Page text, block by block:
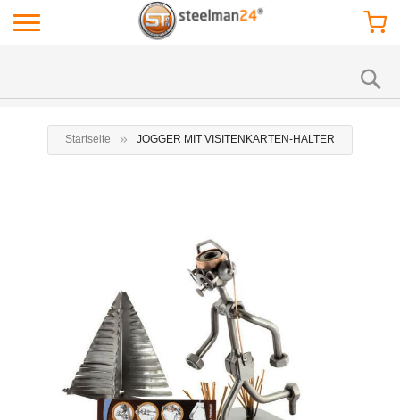
Startseite JOGGER MIT VISITENKARTEN-HALTER